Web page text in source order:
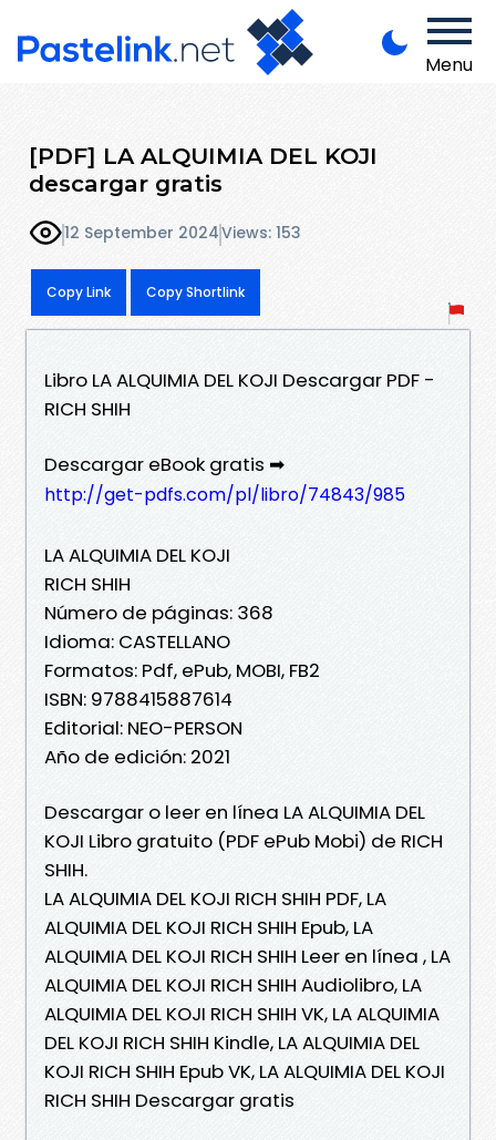
Menu
[PDF] LA ALQUIMIA DEL KOJI
descargar gratis
12 September 2024Views: 153
Copy Link Copy Shortlink
Libro LA ALQUIMIA DEL KOJI Descargar PDF -
RICH SHIH
Descargar eBook gratis ➡
http://get-pdfs.com/pl/libro/74843/985
LA ALQUIMIA DEL KOJI
RICH SHIH
Número de páginas: 368
Idioma: CASTELLANO
Formatos: Pdf, ePub, MOBI, FB2
ISBN: 9788415887614
Editorial: NEO-PERSON
Año de edición: 2021
Descargar o leer en línea LA ALQUIMIA DEL
KOJI Libro gratuito (PDF ePub Mobi) de RICH
SHIH.
LA ALQUIMIA DEL KOJI RICH SHIH PDF, LA
ALQUIMIA DEL KOJI RICH SHIH Epub, LA
ALQUIMIA DEL KOJI RICH SHIH Leer en línea , LA
ALQUIMIA DEL KOJI RICH SHIH Audiolibro, LA
ALQUIMIA DEL KOJI RICH SHIH VK, LA ALQUIMIA
DEL KOJI RICH SHIH Kindle, LA ALQUIMIA DEL
KOJI RICH SHIH Epub VK, LA ALQUIMIA DEL KOJI
RICH SHIH Descargar gratis